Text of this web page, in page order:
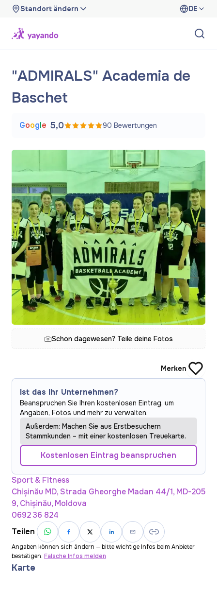
Standort ändern DE
"ADMIRALS" Academia de
Baschet
Google 5,0 90 Bewertungen
Schon dagewesen? Teile deine Fotos
Merken
Ist das Ihr Unternehmen?
Beanspruchen Sie Ihren kostenlosen Eintrag, um
Angaben, Fotos und mehr zu verwalten.
Außerdem: Machen Sie aus Erstbesuchern
Stammkunden – mit einer kostenlosen Treuekarte.
Kostenlosen Eintrag beanspruchen
Sport & Fitness
Chișinău MD, Strada Gheorghe Madan 44/1, MD-205
9, Chișinău, Moldova
0692 36 824
Teilen
Angaben können sich ändern — bitte wichtige Infos beim Anbieter
bestätigen. Falsche Infos melden
Karte